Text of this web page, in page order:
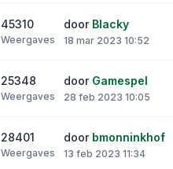
45310
Weergaves
door Blacky
18 mar 2023 10:52
25348
Weergaves
door Gamespel
28 feb 2023 10:05
28401
Weergaves
door bmonninkhof
13 feb 2023 11:34